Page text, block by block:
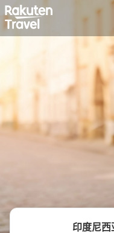
to
top
page
印度尼西